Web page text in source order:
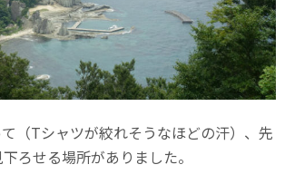
（Tシャツが絞れそうなほどの汗）、先
ろせる場所がありました。